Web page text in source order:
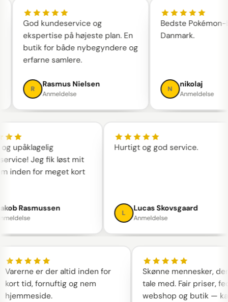
God kundeservice og
ekspertise på højeste plan. En
butik for både nybegyndere og
erfarne samlere.
R
Rasmus Nielsen
Anmeldelse
Bedste Pokémon-
Danmark.
N
nikolaj
Anmeldelse
og upåklagelig
Jeg fik løst mit
inden for meget kort
Jakob Rasmussen
Anmeldelse
Hurtigt og god service.
Lucas Skovsgaard
Anmeldelse
er der altid inden for
tid, fornuftig og nem
Skønne mennesker, der
tale med. Fair priser, fed
webshop og butik —